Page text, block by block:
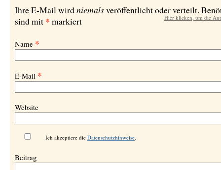
Hier klicken, um die
Ihre E-Mail wirdniemalsveröffentlicht oder verteilt.
sind mit * markiert
Name *
E-Mail *
Website
Ich akzeptiere die Datenschutzhinweise.
Beitrag